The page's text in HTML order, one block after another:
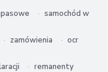
samochód w
zamówienia ocr
remanenty